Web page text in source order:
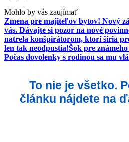
Mohlo by vás zaujímať
Zmena pre majiteľov bytov! Nový
vás. Dávajte si pozor na nové
natrela konšpirátorom, ktorí šíria
len tak neodpustia!Šok pre
Počas dovolenky s rodinou sa mu
To nie je všetko.
článku nájdete na